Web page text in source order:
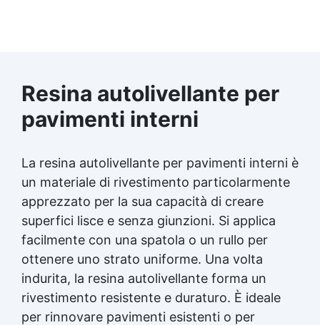
Resina autolivellante per
pavimenti interni
La resina autolivellante per pavimenti interni è
un materiale di rivestimento particolarmente
apprezzato per la sua capacità di creare
superfici lisce e senza giunzioni. Si applica
facilmente con una spatola o un rullo per
ottenere uno strato uniforme. Una volta
indurita, la resina autolivellante forma un
rivestimento resistente e duraturo. È ideale
per rinnovare pavimenti esistenti o per